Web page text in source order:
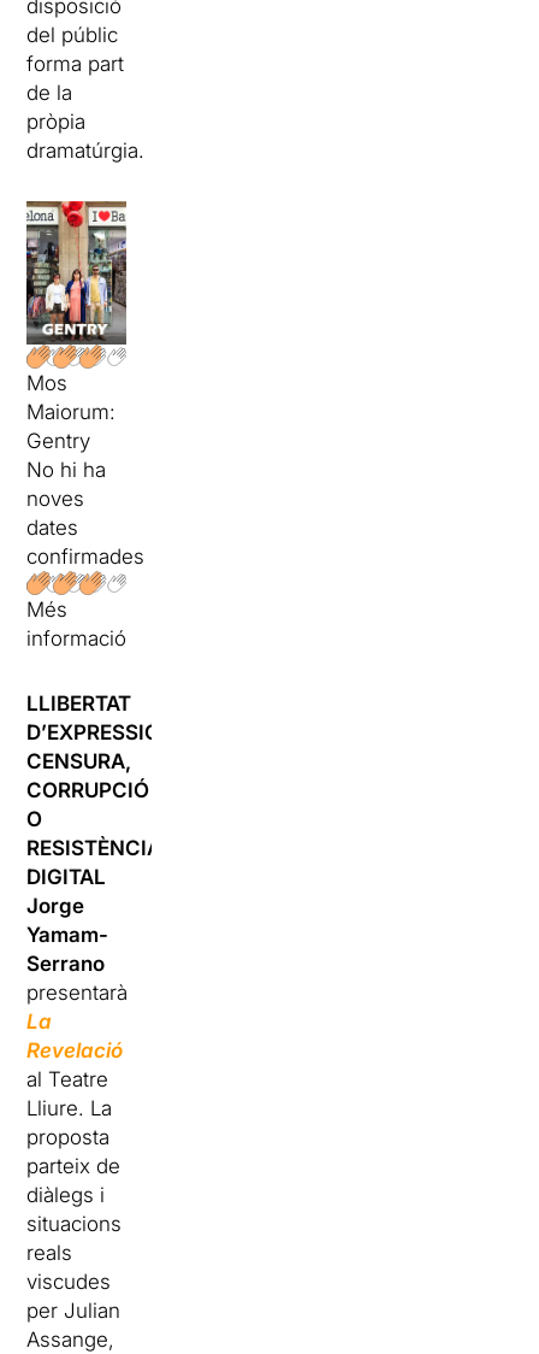
disposició
del públic
forma part
de la
pròpia
dramatúrgia.
Mos
Maiorum:
Gentry
No hi ha
noves
dates
confirmades
Més
informació
LLIBERTAT
D’EXPRESSIÓ,
CENSURA,
CORRUPCIÓ
O
RESISTÈNCIA
DIGITAL
Jorge
Yamam-
Serrano
presentarà
La
Revelació
al Teatre
Lliure. La
proposta
parteix de
diàlegs i
situacions
reals
viscudes
per Julian
Assange,